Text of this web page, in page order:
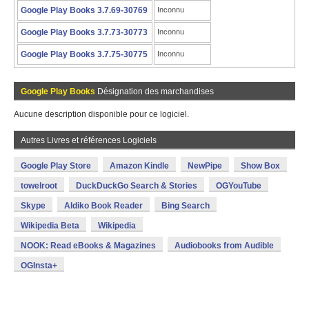
Google Play Books 3.7.69-30769 Inconnu
Google Play Books 3.7.73-30773 Inconnu
Google Play Books 3.7.75-30775 Inconnu
Google Play Books Désignation des marchandises
Aucune description disponible pour ce logiciel.
Autres Livres et références Logiciels
Google Play Store Amazon Kindle NewPipe Show Box
towelroot DuckDuckGo Search & Stories OGYouTube
Skype Aldiko Book Reader Bing Search
Wikipedia Beta Wikipedia
NOOK: Read eBooks & Magazines Audiobooks from Audible
OGInsta+